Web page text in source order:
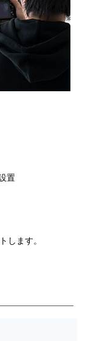
置
します。